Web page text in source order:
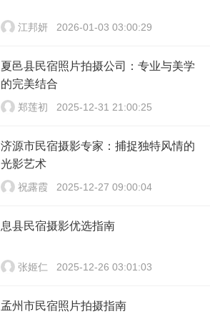
江邦妍 2026-01-03 03:00:29
夏邑县民宿照片拍摄公司：专业与美学
的完美结合
郑莲初 2025-12-31 21:00:25
济源市民宿摄影专家：捕捉独特风情的
光影艺术
祝露霞 2025-12-27 09:00:04
息县民宿摄影优选指南
张姬仁 2025-12-26 03:01:03
孟州市民宿照片拍摄指南